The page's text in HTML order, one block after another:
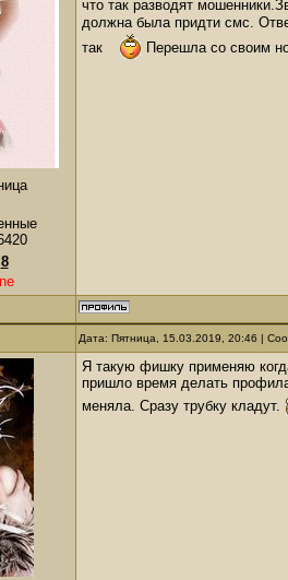
8
что так разводят
должна была придти смс.
так
Перешла со своим
Дата: Пятница, 15.03.2019, 20:46 |
Я такую фишку применяю
пришло время делать
меняла. Сразу трубку кладут.